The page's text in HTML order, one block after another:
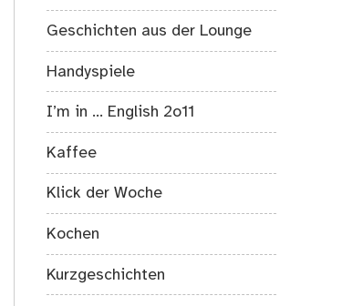
Geschichten aus der Lounge
Handyspiele
I’m in … English 2o11
Kaffee
Klick der Woche
Kochen
Kurzgeschichten